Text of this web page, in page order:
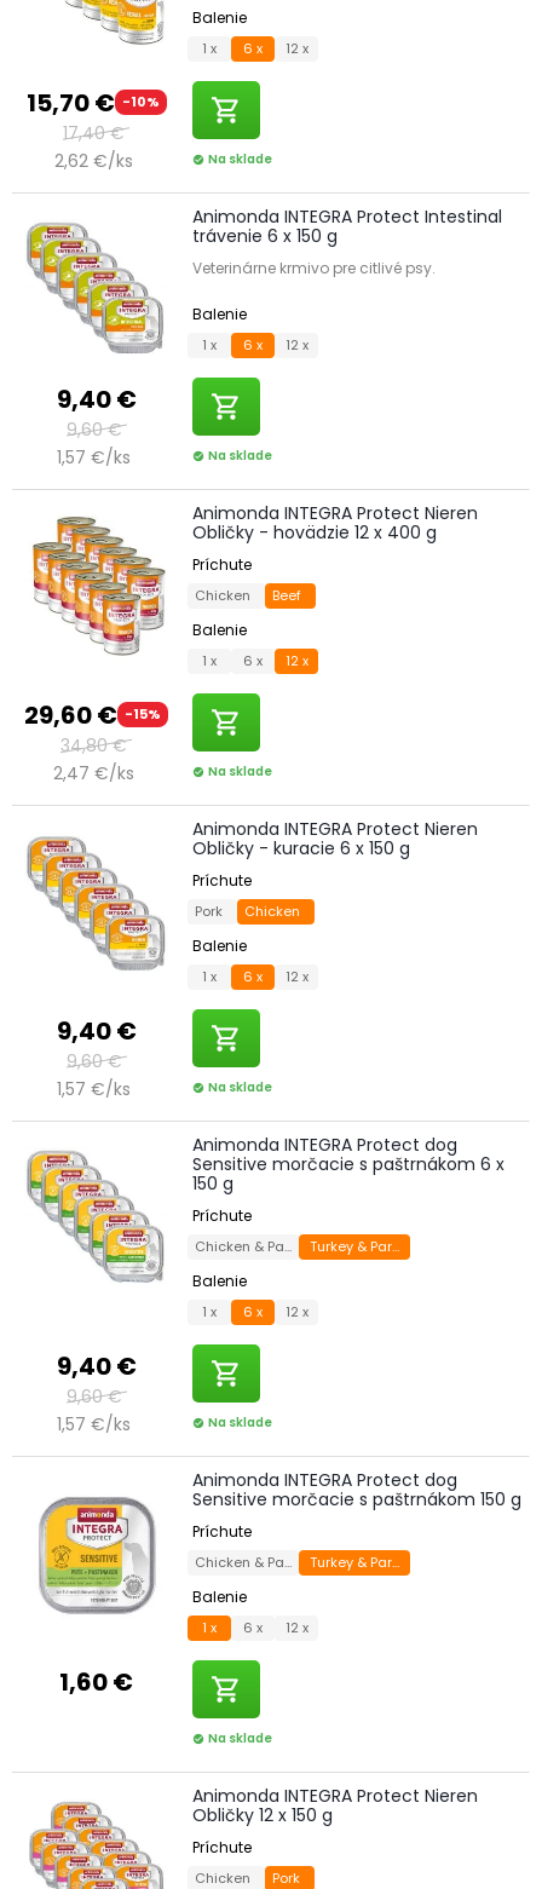
15,70 € -10%
17,40 €
2,62 €/ks
Balenie
1 x 6 x 12 x
shopping_cart
check_circle Na sklade
9,40 €
9,60 €
1,57 €/ks
Animonda INTEGRA Protect Intestinal
trávenie 6 x 150 g
Veterinárne krmivo pre citlivé psy.
Balenie
1 x 6 x 12 x
shopping_cart
check_circle Na sklade
29,60 € -15%
34,80 €
2,47 €/ks
Animonda INTEGRA Protect Nieren
Obličky - hovädzie 12 x 400 g
Príchute
Chicken Beef
Balenie
1 x 6 x 12 x
shopping_cart
check_circle Na sklade
9,40 €
9,60 €
1,57 €/ks
Animonda INTEGRA Protect Nieren
Obličky - kuracie 6 x 150 g
Príchute
Pork Chicken
Balenie
1 x 6 x 12 x
shopping_cart
check_circle Na sklade
9,40 €
9,60 €
1,57 €/ks
Animonda INTEGRA Protect dog
Sensitive morčacie s paštrnákom 6 x
150 g
Príchute
Chicken & ParsnipTurkey & Parsnip
Balenie
1 x 6 x 12 x
shopping_cart
check_circle Na sklade
1,60 €
Animonda INTEGRA Protect dog
Sensitive morčacie s paštrnákom 150 g
Príchute
Chicken & ParsnipTurkey & Parsnip
Balenie
1 x 6 x 12 x
shopping_cart
check_circle Na sklade
Animonda INTEGRA Protect Nieren
Obličky 12 x 150 g
Príchute
Chicken Pork